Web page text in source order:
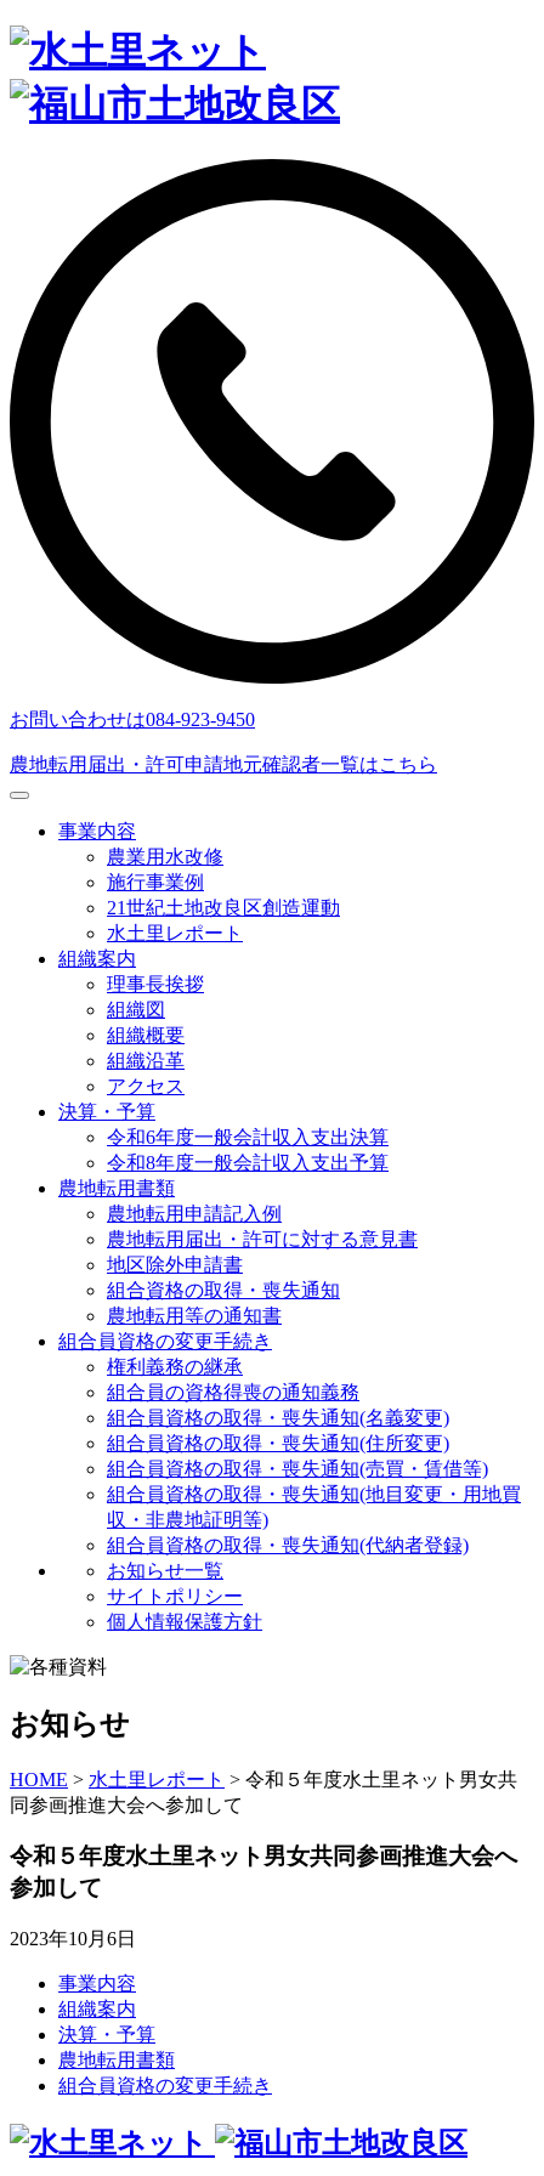
お問い合わせは084-923-9450
農地転用届出・許可申請地元確認者一覧はこちら
事業内容
農業用水改修
施行事業例
21世紀土地改良区創造運動
水土里レポート
組織案内
理事長挨拶
組織図
組織概要
組織沿革
アクセス
決算・予算
令和6年度一般会計収入支出決算
令和8年度一般会計収入支出予算
農地転用書類
農地転用申請記入例
農地転用届出・許可に対する意見書
地区除外申請書
組合資格の取得・喪失通知
農地転用等の通知書
組合員資格の変更手続き
権利義務の継承
組合員の資格得喪の通知義務
組合員資格の取得・喪失通知(名義変更)
組合員資格の取得・喪失通知(住所変更)
組合員資格の取得・喪失通知(売買・賃借等)
組合員資格の取得・喪失通知(地目変更・用地買
収・非農地証明等)
組合員資格の取得・喪失通知(代納者登録)
お知らせ一覧
サイトポリシー
個人情報保護方針
お知らせ
HOME > 水土里レポート > 令和５年度水土里ネット男女共
同参画推進大会へ参加して
令和５年度水土里ネット男女共同参画推進大会へ
参加して
2023年10月6日
事業内容
組織案内
決算・予算
農地転用書類
組合員資格の変更手続き